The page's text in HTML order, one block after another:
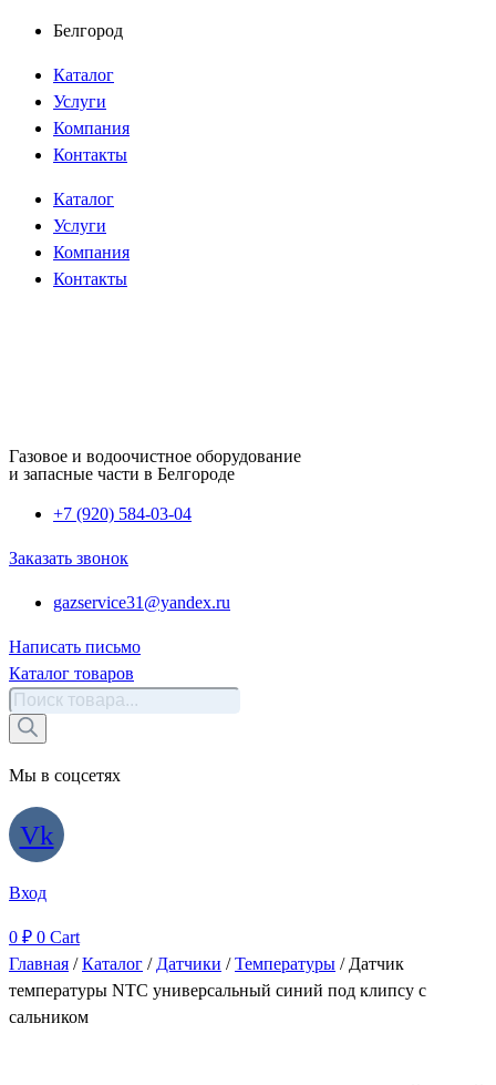
Перейти
содержимому
Белгород
Каталог
Услуги
Компания
Контакты
Каталог
Услуги
Компания
Контакты
Газовое и водоочистное оборудование
и запасные части в Белгороде
+7 (920) 584-03-04
Заказать звонок
gazservice31@yandex.ru
Написать письмо
Каталог товаров
Поиск
товаров
Мы в соцсетях
Vk
Вход
0 ₽ 0 Cart
Главная /Каталог / Датчики /Температуры / Датчик
температуры NTC универсальный синий под клипсу с
сальником